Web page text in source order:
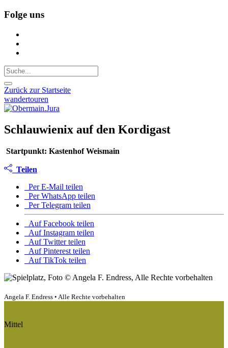
Folge uns
Zurück zur Startseite
wandertouren
Schlauwienix auf den Kordigast
Startpunkt: Kastenhof Weismain
Teilen
Per E-Mail teilen
Per WhatsApp teilen
Per Telegram teilen
Auf Facebook teilen
Auf Instagram teilen
Auf Twitter teilen
Auf Pinterest teilen
Auf TikTok teilen
Angela F. Endress • Alle Rechte vorbehalten
Mittel